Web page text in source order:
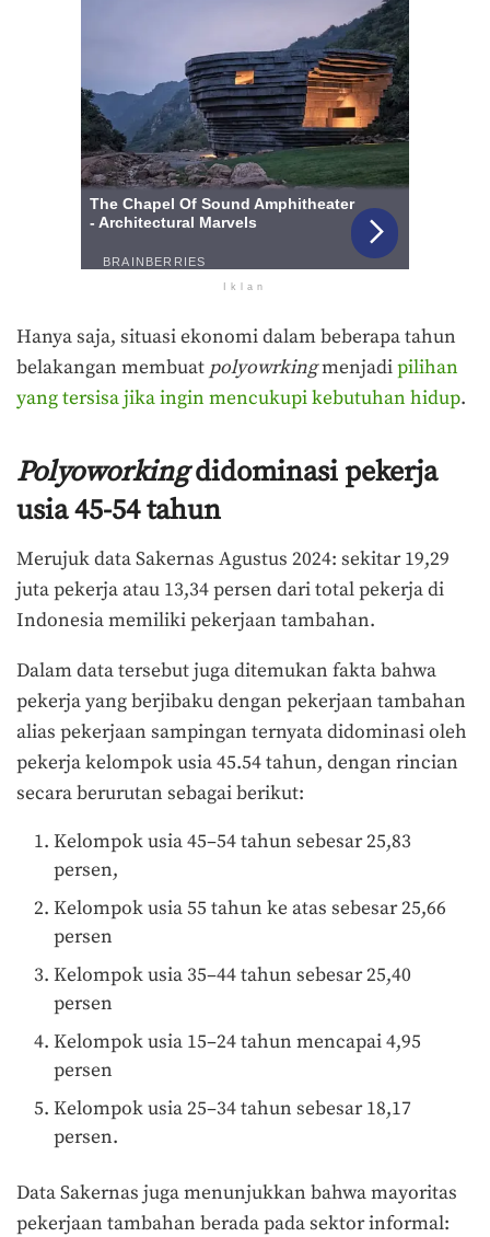
Iklan
Hanya saja, situasi ekonomi dalam beberapa tahun
belakangan membuat polyowrkingmenjadipilihan
yang tersisa jika ingin mencukupi kebutuhan hidup.
Polyoworkingdidominasi pekerja
usia 45-54 tahun
Merujuk data Sakernas Agustus 2024: sekitar 19,29
juta pekerja atau 13,34 persen dari total pekerja di
Indonesia memiliki pekerjaan tambahan.
Dalam data tersebut juga ditemukan fakta bahwa
pekerja yang berjibaku dengan pekerjaan tambahan
alias pekerjaan sampingan ternyata didominasi oleh
pekerja kelompok usia 45.54 tahun, dengan rincian
secara berurutan sebagai berikut:
Kelompok usia 45–54 tahun sebesar 25,83
persen,
Kelompok usia 55 tahun ke atas sebesar 25,66
persen
Kelompok usia 35–44 tahun sebesar 25,40
persen
Kelompok usia 15–24 tahun mencapai 4,95
persen
Kelompok usia 25–34 tahun sebesar 18,17
persen.
Data Sakernas juga menunjukkan bahwa mayoritas
pekerjaan tambahan berada pada sektor informal: